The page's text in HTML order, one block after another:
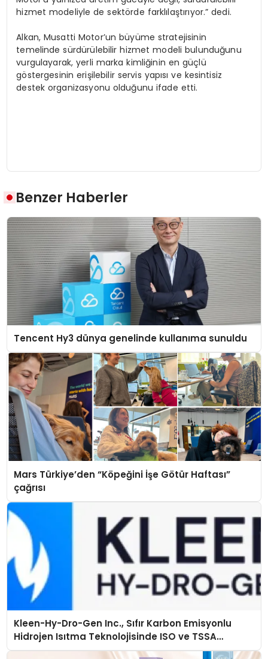
hizmet modeliyle de sektörde farklılaştırıyor.” dedi.
Alkan, Musatti Motor’un büyüme stratejisinin
temelinde sürdürülebilir hizmet modeli bulunduğunu
vurgulayarak, yerli marka kimliğinin en güçlü
göstergesinin erişilebilir servis yapısı ve kesintisiz
destek organizasyonu olduğunu ifade etti.
Benzer Haberler
Tencent Hy3 dünya genelinde kullanıma sunuldu
Mars Türkiye’den “Köpeğini İşe Götür Haftası”
çağrısı
Kleen-Hy-Dro-Gen Inc., Sıfır Karbon Emisyonlu
Hidrojen Isıtma Teknolojisinde ISO ve TSSA
Düzenleyici Onaylarını Aldı